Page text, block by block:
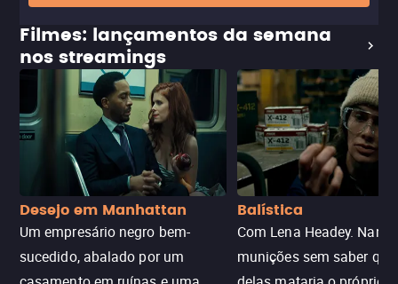
Filmes: lançamentos da semana
nos streamings
Desejo em Manhattan
Um empresário negro bem-
sucedido, abalado por um
Balística
Com Lena Headey.
munições sem saber